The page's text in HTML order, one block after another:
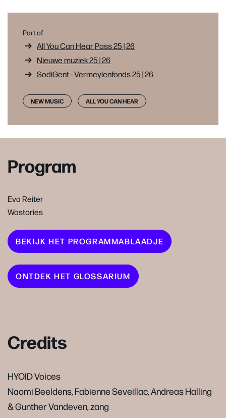
Part of
All You Can Hear Pass 25 | 26
Nieuwe muziek 25 | 26
SodiGent - Vermeylenfonds 25 | 26
NEW MUSIC ALL YOU CAN HEAR
Program
Eva Reiter
Wastories
BEKIJK HET PROGRAMMABLAADJE
ONTDEK HET GLOSSARIUM
Credits
HYOID Voices
Naomi Beeldens, Fabienne Seveillac, Andreas Halling
& Gunther Vandeven, zang